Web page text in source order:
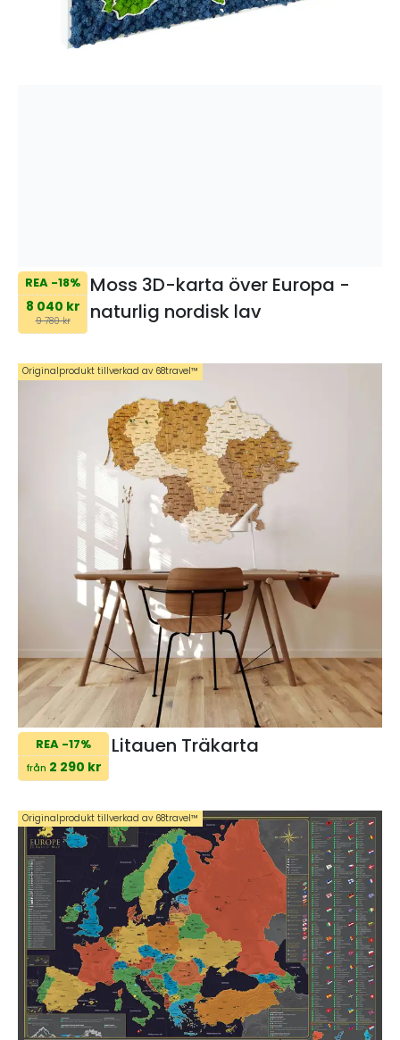
REA -18%
8 040 kr
9 780 kr
Moss 3D-karta över Europa -
naturlig nordisk lav
REA -17%
från 2 290 kr
Litauen Träkarta
Originalprodukt tillverkad av 68travel™️
Originalprodukt tillverkad av 68travel™️